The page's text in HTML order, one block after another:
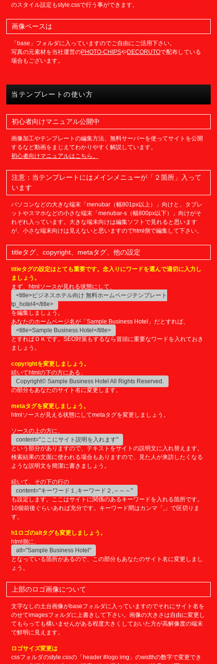
のスタイル設定もstyle.cssで行う事ができます。
画像ベースは
「base」フォルダに入っていますのでご自由にご活用下さい。
写真の元素材を当社運営のPHOTO-CHIPSやDECORUTOで配布している
場合もございます。
当テンプレートの使い方
初心者向けマニュアル公開中
画像加工やテンプレートの編集方法、無料サーバーを使ってサイトを公開
するなど動画をまじえてわかりやすく解説しています。
初心者向けマニュアルはこちら。
注意：当テンプレートにはメインメニューが「２箇所」入って
います
パソコンなどの大きな端末「menubar（幅801px以上）」向けと、タブレ
ットやスマホなどの小さな端末「menubar-s（幅800px以下）」向けがそ
れぞれ入っています。大きな端末向けは編集ソフトで見れると思います
が、小さな端末向けは見えないと思いますのでhtml側で編集して下さい。
titleタグ、copyright、metaタグ、他の設定
titleタグの設定はとても重要です。念入りにワードを選んで適切に入力し
ましょう。
まず、htmlソースが見れる状態にして、
<title>ビジネスホテル向け 無料ホームページテンプレート
tp_hotel4</title>
を編集しましょう。
あなたのホームページ名が「Sample Business Hotel」だとすれば、
<title>Sample Business Hotel</title>
とすればＯＫです。SEO対策もするなら冒頭に重要なワードを入れておき
ましょう。
copyrightを変更しましょう。
続いてhtmlの下の方にある、
Copyright© Sample Business Hotel All Rights Reserved.
の部分もあなたのサイト名に変更します。
metaタグを変更しましょう。
htmlソースが見える状態にしてmetaタグを変更しましょう。
ソースの上の方に、
content="ここにサイト説明を入れます"
という部分がありますので、テキストをサイトの説明文に入れ替えます。
検索結果の文面に使われる場合もありますので、見た人が来訪したくなる
ような説明文を簡潔に書きましょう。
続いて、その下の行の
content="キーワード１,キーワード２,～～～"
も設定します。ここはサイトに関係のあるキーワードを入れる箇所です。
10個前後ぐらいあれば充分です。キーワード間はカンマ「,」で区切りま
す。
h1ロゴのaltタグも変更しましょう。
html側に、
alt="Sample Business Hotel"
となっている箇所があるので、この部分もあなたのサイト名に変更しまし
ょう。
上部のロゴ画像について
文字なしの土台画像がbaseフォルダに入っていますのでそれにサイト名を
のせてimagesフォルダに上書きして下さい。画像の大きさは自由に変更し
てもらっても構いませんがある程度大きくしておいた方が高解像度の端末
で鮮明に見えます。
ロゴサイズ変更は
cssフォルダのstyle.cssの「header #logo img」のwidthの数字で変更でき